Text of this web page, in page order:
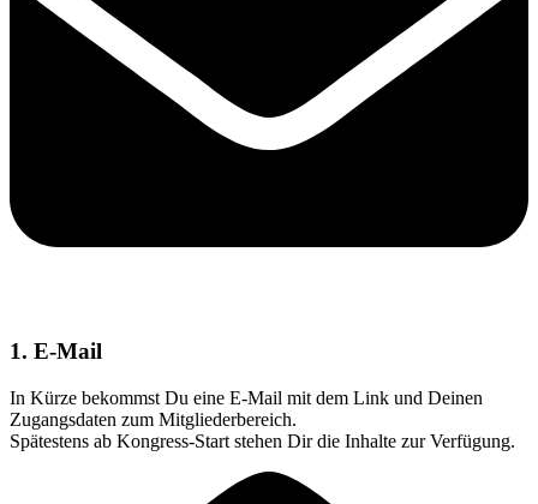
1. E-Mail
In Kürze bekommst Du eine E-Mail mit dem Link und Deinen
Zugangsdaten zum Mitgliederbereich.
Spätestens ab Kongress-Start stehen Dir die Inhalte zur Verfügung.